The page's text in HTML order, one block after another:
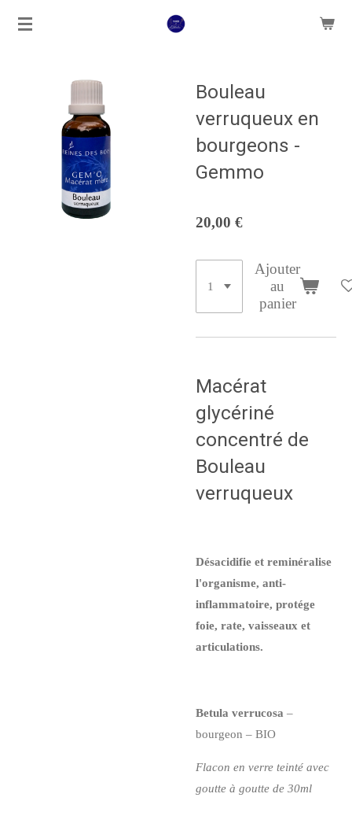
Passer
Bouleau
verruqueux en
bourgeons -
Gemmo
20,00 €
Ajouter
au
panier
Macérat
glycériné
concentré de
Bouleau
verruqueux
Désacidifie et reminéralise
l'organisme, anti-
inflammatoire, protége
foie, rate, vaisseaux et
articulations.
Betula verrucosa –
bourgeon – BIO
Flacon en verre teinté avec
goutte à goutte de 30ml